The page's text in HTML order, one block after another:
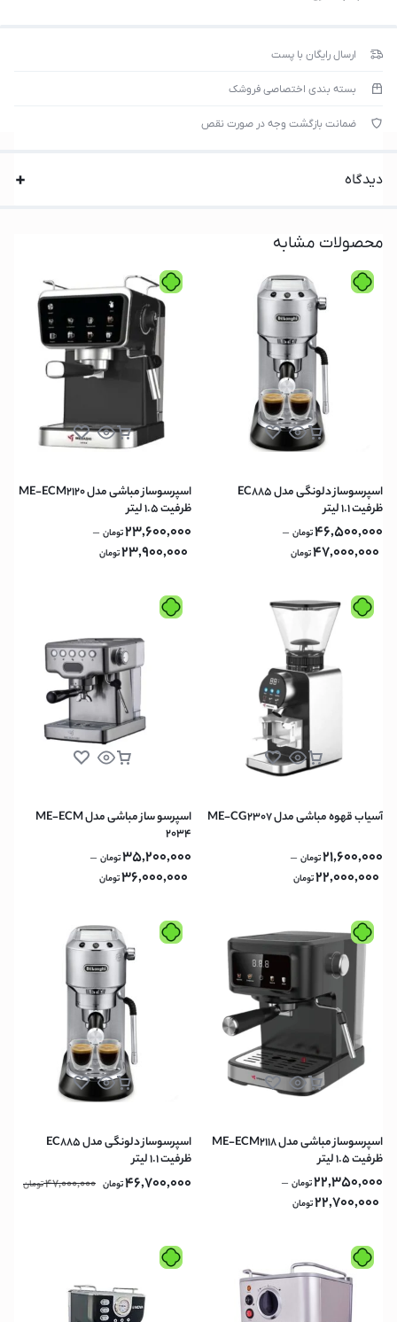
ارسال رایگان با پست
بسته بندی اختصاصی فروشک
ضمانت بازگشت وجه در صورت نقص
دیدگاه
محصولات مشابه
اسپرسوساز دلونگی مدل EC885
ظرفیت ۱.۱ لیتر
46,500,000تومان –
47,000,000تومان
اسپرسوساز مباشی مدل ME-ECM2120
ظرفیت ۱.۵ لیتر
23,600,000تومان –
23,900,000تومان
آسیاب قهوه مباشی مدل ME-CG2307
21,600,000تومان –
22,000,000تومان
اسپرسو ساز مباشی مدل ME-ECM
2034
35,200,000تومان –
36,000,000تومان
اسپرسوساز مباشی مدل ME-ECM2118
ظرفیت ۱.۵ لیتر
22,350,000تومان –
22,700,000تومان
اسپرسوساز دلونگی مدل EC885
ظرفیت ۱.۱ لیتر
46,700,000تومان 47,000,000تومان